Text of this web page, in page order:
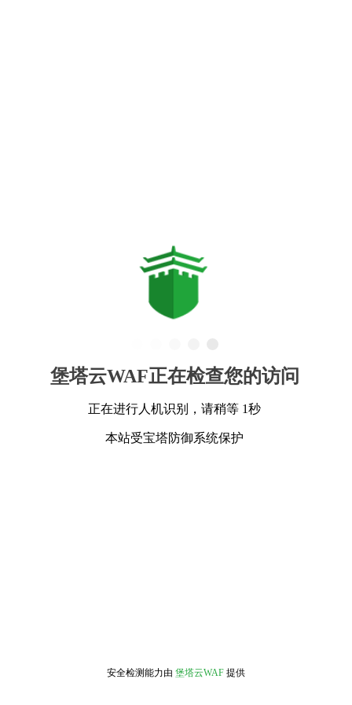
堡塔云WAF正在检查您的访问
正在进行人机识别，请稍等 1秒
本站受宝塔防御系统保护
安全检测能力由 堡塔云WAF 提供